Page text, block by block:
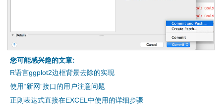
您可能感兴趣的文章:
R语言ggplot2边框背景去除的实现
使用“新网”接口的用户注意问题
正则表达式直接在EXCEL中使用的详细步骤